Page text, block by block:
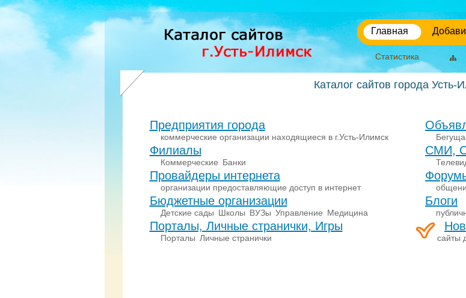
Главная
Статистика
Каталог сайтов города Усть-
Предприятия города
коммерческие организации находящиеся в г.Усть-Илимск
Филиалы
Коммерческие Банки
Провайдеры интернета
организации предоставляющие доступ в интернет
Бюджетные организации
Детские сады Школы ВУЗы Управление Медицина
Порталы, Личные странички, Игры
Порталы Личные странички
СМИ,
Блоги
сайты